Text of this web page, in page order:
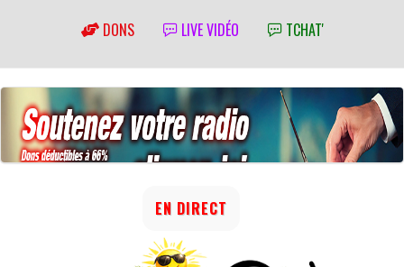
DONS LIVE VIDÉO TCHAT'
EN DIRECT